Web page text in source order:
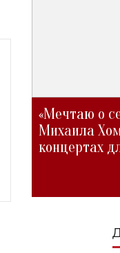
«Мечтаю о
Михаила
концертах